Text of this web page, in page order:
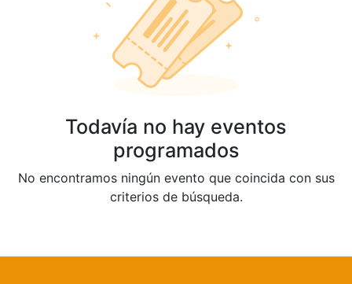
Todavía no hay eventos
programados
No encontramos ningún evento que coincida con sus
criterios de búsqueda.